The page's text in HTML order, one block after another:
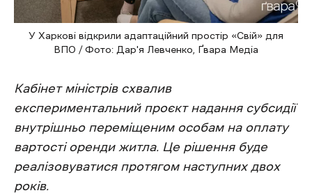
У Харкові відкрили адаптаційний простір «Свій» для
ВПО / Фото: Дар'я Левченко, Ґвара Медіа
Кабінет міністрів схвалив
експериментальний проєкт надання субсидії
внутрішньо переміщеним особам на оплату
вартості оренди житла. Це рішення буде
реалізовуватися протягом наступних двох
років.